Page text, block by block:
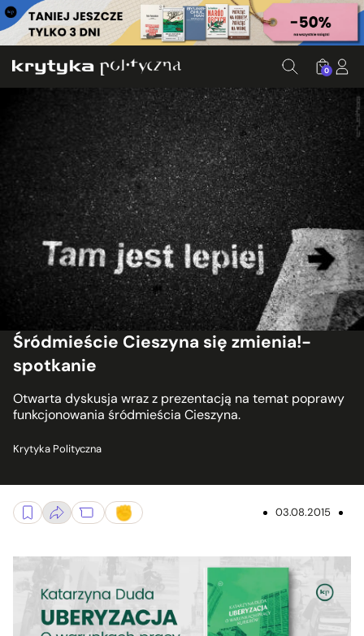
0
Śródmieście Cieszyna się zmienia!-
spotkanie
Otwarta dyskusja wraz z prezentacją na temat poprawy
funkcjonowania śródmieścia Cieszyna.
Krytyka Polityczna
03.08.2015